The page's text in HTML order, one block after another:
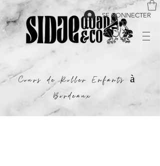
SE CONNECTER
Cours de Roller Enfants à
Bordeaux